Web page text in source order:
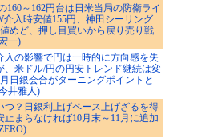
160～162円台は日米当局の防衛ライ
介入時安値155円、神田シーリング
めど、押し目買いから戻り売り戦
一)
入の影響で円は一時的に方向感を失
、米ドル/円の円安トレンド継続は変
日銀会合がターニングポイントと
井雅人)
つ？日銀利上げペース上げざるを得
止まらなければ10月末～11月に追加